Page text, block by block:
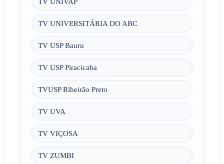
TV UNIVERSITÁRIA DO ABC
TV USP Bauru
TV USP Piracicaba
TVUSP Ribeirão Preto
TV UVA
TV VIÇOSA
TV ZUMBI